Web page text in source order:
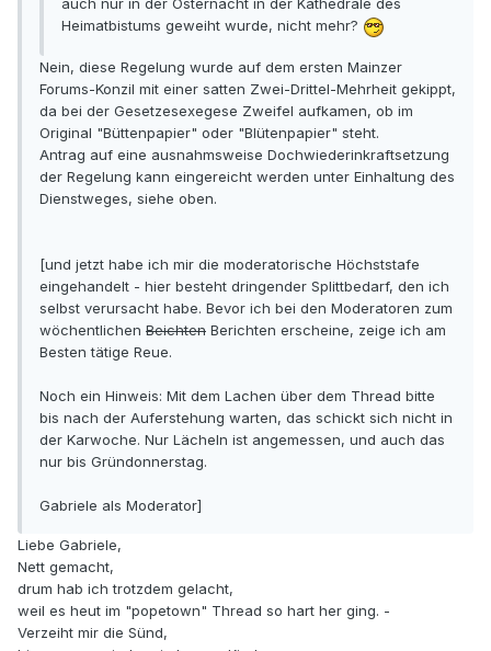
auch nur in der Osternacht in der Kathedrale des
Heimatbistums geweiht wurde, nicht mehr?
Nein, diese Regelung wurde auf dem ersten Mainzer
Forums-Konzil mit einer satten Zwei-Drittel-Mehrheit gekippt,
da bei der Gesetzesexegese Zweifel aufkamen, ob im
Original "Büttenpapier" oder "Blütenpapier" steht.
Antrag auf eine ausnahmsweise Dochwiederinkraftsetzung
der Regelung kann eingereicht werden unter Einhaltung des
Dienstweges, siehe oben.
[und jetzt habe ich mir die moderatorische Höchststafe
eingehandelt - hier besteht dringender Splittbedarf, den ich
selbst verursacht habe. Bevor ich bei den Moderatoren zum
wöchentlichen Beichten Berichten erscheine, zeige ich am
Besten tätige Reue.
Noch ein Hinweis: Mit dem Lachen über dem Thread bitte
bis nach der Auferstehung warten, das schickt sich nicht in
der Karwoche. Nur Lächeln ist angemessen, und auch das
nur bis Gründonnerstag.
Gabriele als Moderator]
Liebe Gabriele,
Nett gemacht,
drum hab ich trotzdem gelacht,
weil es heut im "popetown" Thread so hart her ging. -
Verzeiht mir die Sünd,